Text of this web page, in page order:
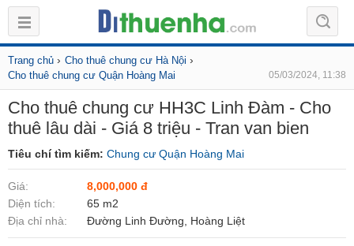
Trang chủ › Cho thuê chung cư Hà Nội ›
Cho thuê chung cư Quận Hoàng Mai 05/03/2024, 11:38
Cho thuê chung cư HH3C Linh Đàm - Cho
thuê lâu dài - Giá 8 triệu - Tran van bien
Tiêu chí tìm kiếm: Chung cư Quận Hoàng Mai
Giá:
8,000,000 đ
Diện tích:
65 m2
Địa chỉ nhà:
Đường Linh Đường, Hoàng Liệt